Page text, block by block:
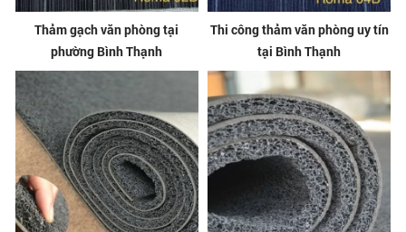
Thảm gạch văn phòng tại
phường Bình Thạnh
Thi công thảm văn phòng uy tín
tại Bình Thạnh